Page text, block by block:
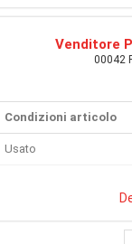
Venditore
00042
Condizioni articolo
Usato